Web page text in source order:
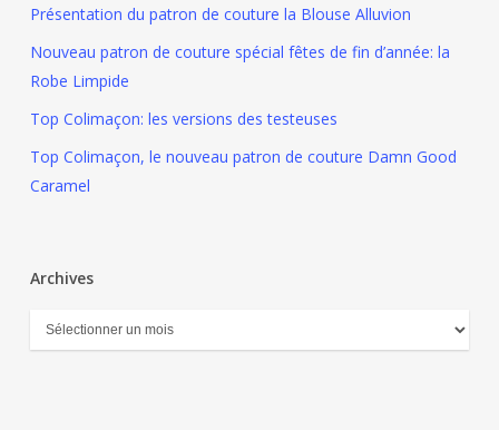
Présentation du patron de couture la Blouse Alluvion
Nouveau patron de couture spécial fêtes de fin d’année: la
Robe Limpide
Top Colimaçon: les versions des testeuses
Top Colimaçon, le nouveau patron de couture Damn Good
Caramel
Archives
Archives